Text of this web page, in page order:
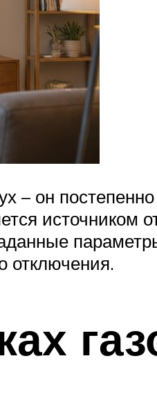
он постепенно
источником
отключения.